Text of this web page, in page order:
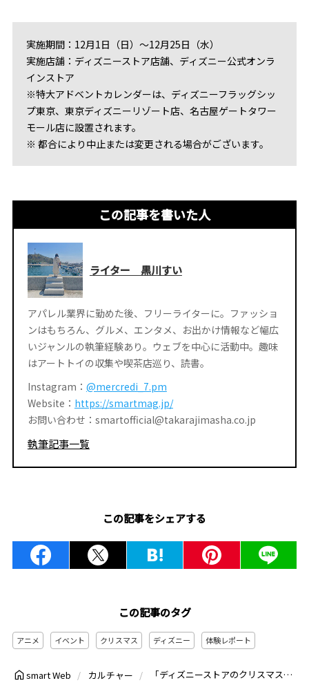
実施期間：12月1日（日）～12月25日（水）
実施店舗：ディズニーストア店舗、ディズニー公式オンラ
インストア
※特大アドベントカレンダーは、ディズニーフラッグシッ
プ東京、東京ディズニーリゾート店、名古屋ゲートタワー
モール店に設置されます。
※ 都合により中止または変更される場合がございます。
この記事を書いた人
ライター 黒川すい
アパレル業界に勤めた後、フリーライターに。ファッショ
ンはもちろん、グルメ、エンタメ、お出かけ情報など幅広
いジャンルの執筆経験あり。ウェブを中心に活動中。趣味
はアートトイの収集や喫茶店巡り、読書。
Instagram： @mercredi_7.pm
Website： https://smartmag.jp/
お問い合わせ：smartofficial@takarajimasha.co.jp
執筆記事一覧
この記事をシェアする
この記事のタグ
アニメ イベント クリスマス ディズニー 体験レポート
smart Web カルチャー 「ディズニーストアのクリスマス感がすごい……♡」ズートピア、スティッチ、ミッキー＆フレンズ…多彩な限定アイテムにも注目してみた